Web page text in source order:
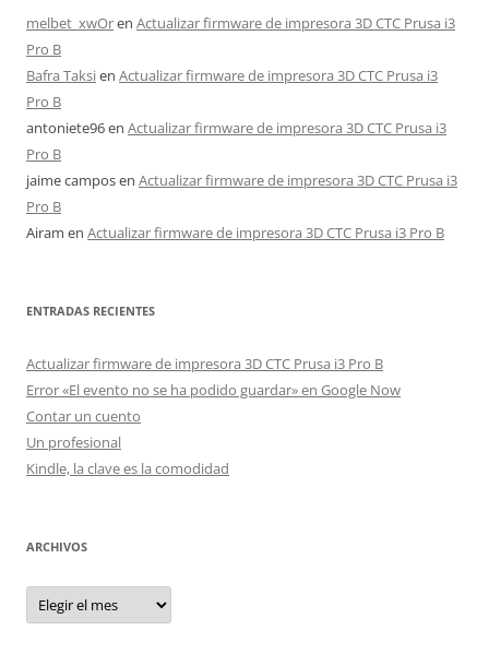
melbet_xwOren Actualizar firmware de impresora 3D CTC Prusa i3
Pro B
Bafra Taksien Actualizar firmware de impresora 3D CTC Prusa i3
Pro B
antoniete96en Actualizar firmware de impresora 3D CTC Prusa i3
Pro B
jaime camposen Actualizar firmware de impresora 3D CTC Prusa i3
Pro B
Airam en Actualizar firmware de impresora 3D CTC Prusa i3 Pro B
ENTRADAS RECIENTES
Actualizar firmware de impresora 3D CTC Prusa i3 Pro B
Error «El evento no se ha podido guardar» en Google Now
Contar un cuento
Un profesional
Kindle, la clave es la comodidad
ARCHIVOS
Archivos